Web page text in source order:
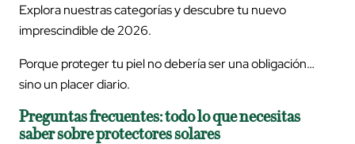
Explora nuestras categorías y descubre tu nuevo
imprescindible de 2026.
Porque proteger tu piel no debería ser una obligación…
sino un placer diario.
Preguntas frecuentes: todo lo que necesitas
saber sobre protectores solares